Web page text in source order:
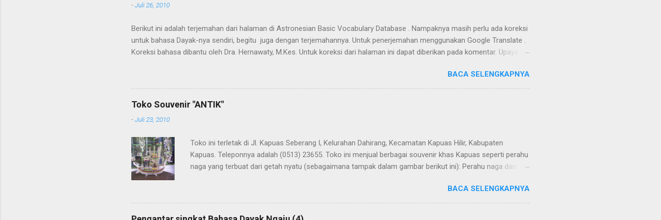
-Juli 26, 2010
Berikut ini adalah terjemahan dari halaman di Astronesian Basic Vocabulary Database . Nampaknya masih perlu ada koreksi
untuk bahasa Dayak-nya sendiri, begitu juga dengan terjemahannya. Untuk penerjemahan menggunakan Google Translate .
Koreksi bahasa dibantu oleh Dra. Hernawaty, M.Kes. Untuk koreksi dari halaman ini dapat diberikan pada komentar. Upaya
BACA SELENGKAPNYA
Toko Souvenir "ANTIK"
-Juli 23, 2010
Toko ini terletak di Jl. Kapuas Seberang I, Kelurahan Dahirang, Kecamatan Kapuas Hilir, Kabupaten
Kapuas. Teleponnya adalah (0513) 23655. Toko ini menjual berbagai souvenir khas Kapuas seperti perahu
naga yang terbuat dari getah nyatu (sebagaimana tampak dalam gambar berikut ini): Perahu naga dari
BACA SELENGKAPNYA